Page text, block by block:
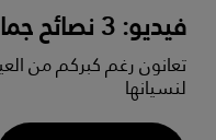
فيديو: 3 نصائح جمالية لنسيان العيوب
لنسيانها